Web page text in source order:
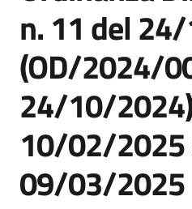
n. 11 del
(OD/2024/
24/10/
10/02/2025
09/03/2025